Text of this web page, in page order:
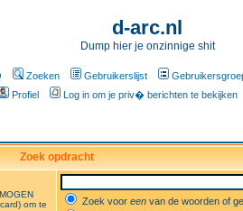
d-arc.nl
Dump hier je onzinnige shit
Zoeken Gebruikerslijst
Profiel
Log in om je priv� berichten te bekijken
Zoek opdracht
om te
Zoek voor een van de woorden of